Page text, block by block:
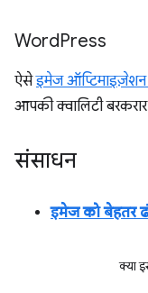
WordPress
ऐसेइमेज
आपकी क्वालिटी
संसाधन
इमेज को बेहतर
क्या